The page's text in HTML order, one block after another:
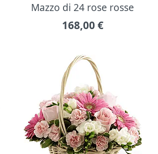
Mazzo di 24 rose rosse
168,00 €